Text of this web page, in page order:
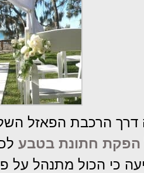
דרך הרכבת הפאזל
הפקת חתונת בטבע
כי הכול מתנהל על